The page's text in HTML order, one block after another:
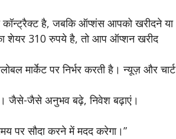
कॉन्ट्रैक्ट है, जबकि ऑप्शंस आपको खरीदने या
शेयर 310 रुपये है, तो आप ऑप्शन खरीद
मार्केट पर निर्भर करती है। न्यूज़ और चार्ट
जैसे-जैसे अनुभव बढ़े, निवेश बढ़ाएं।
पर सौदा करने में मदद करेगा।”